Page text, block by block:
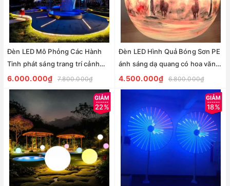
Đèn LED Mô Phỏng Các Hành
Tinh phát sáng trang trí cảnh
quan sân vườn Zalaa ZMP-
Planet-Lights
6.000.000₫ 7.800.000₫
Đèn LED Hình Quả Bóng Sơn PE
ánh sáng dạ quang có hoa văn
đẹp lạ trang trí sân vườn Zalaa
ZMP-Ball-Lights
4.500.000₫ 6.800.000₫
22% 18%